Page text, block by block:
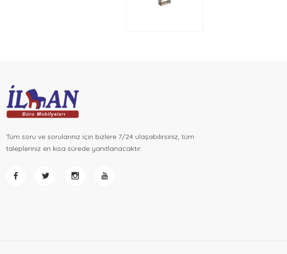
Eğitim Mobilyaları
Tüm soru ve sorularınız için bizlere 7/24 ulaşabilirsiniz, tüm
talepleriniz en kısa sürede yanıtlanacaktır.